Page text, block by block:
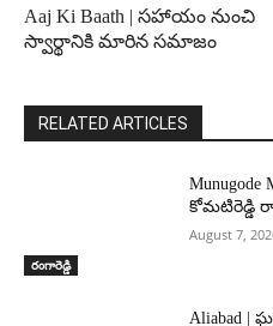
Aaj Ki Baath | సహాయం నుంచి
స్వార్థానికి మారిన సమాజం
RELATED ARTICLES
రంగారెడ్డి
కోమటిరెడ్డి
August 7,
Aliabad |